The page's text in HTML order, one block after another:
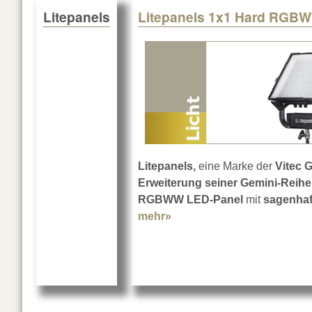
Litepanels Litepanels 1x1 Hard
Litepanels, eine Marke der Vitec
Erweiterung seiner Gemini-Reihe
RGBWW LED-Panel mit
mehr»